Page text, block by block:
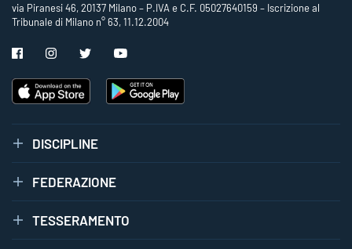
via Piranesi 46, 20137 Milano – P.IVA e C.F. 05027640159 – Iscrizione al
Tribunale di Milano n° 63, 11.12.2004
DISCIPLINE
FEDERAZIONE
TESSERAMENTO